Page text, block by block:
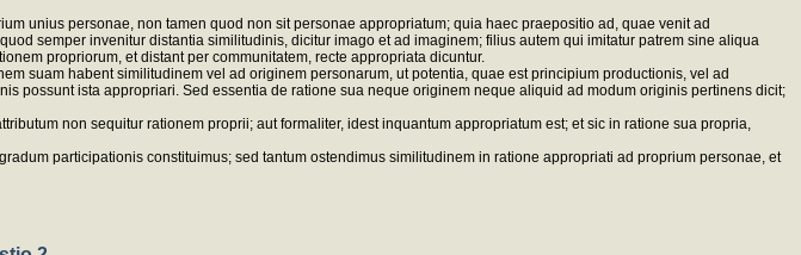
unius personae, non tamen quod non sit personae appropriatum; quia haec praepositio ad, quae venit ad
semper invenitur distantia similitudinis, dicitur imago et ad imaginem; filius autem qui imitatur patrem sine aliqua
propriorum, et distant per communitatem, recte appropriata dicuntur.
suam habent similitudinem vel ad originem personarum, ut potentia, quae est principium productionis, vel ad
possunt ista appropriari. Sed essentia de ratione sua neque originem neque aliquid ad modum originis pertinens dicit;
non sequitur rationem proprii; aut formaliter, idest inquantum appropriatum est; et sic in ratione sua propria,
participationis constituimus; sed tantum ostendimus similitudinem in ratione appropriati ad proprium personae, et